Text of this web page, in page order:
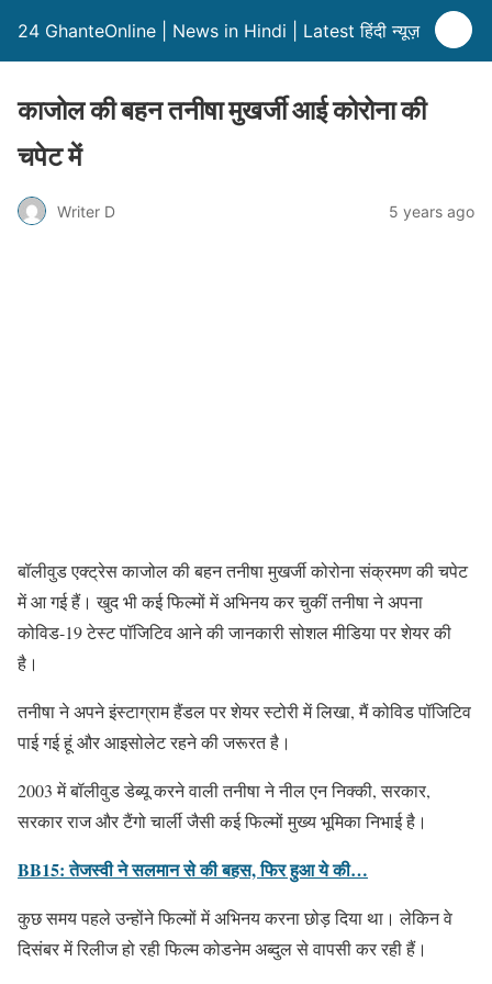
24 GhanteOnline | News in Hindi | Latest हिंदी न्यूज़
काजोल की बहन तनीषा मुखर्जी आई कोरोना की
चपेट में
Writer D 5 years ago
बॉलीवुड एक्ट्रेस काजोल की बहन तनीषा मुखर्जी कोरोना संक्रमण की चपेट
में आ गई हैं। खुद भी कई फिल्मों में अभिनय कर चुकीं तनीषा ने अपना
कोविड-19 टेस्ट पॉजिटिव आने की जानकारी सोशल मीडिया पर शेयर की
है।
तनीषा ने अपने इंस्टाग्राम हैंडल पर शेयर स्टोरी में लिखा, मैं कोविड पॉजिटिव
पाई गई हूं और आइसोलेट रहने की जरूरत है।
2003 में बॉलीवुड डेब्यू करने वाली तनीषा ने नील एन निक्की, सरकार,
सरकार राज और टैंगो चार्ली जैसी कई फिल्मों मुख्य भूमिका निभाई है।
BB15: तेजस्वी ने सलमान से की बहस, फिर हुआ ये की…
कुछ समय पहले उन्होंने फिल्मों में अभिनय करना छोड़ दिया था। लेकिन वे
दिसंबर में रिलीज हो रही फिल्म कोडनेम अब्दुल से वापसी कर रही हैं।